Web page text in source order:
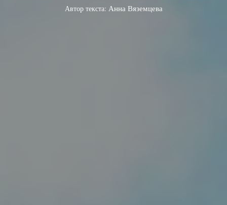
Автор текста: Анна Вяземцева